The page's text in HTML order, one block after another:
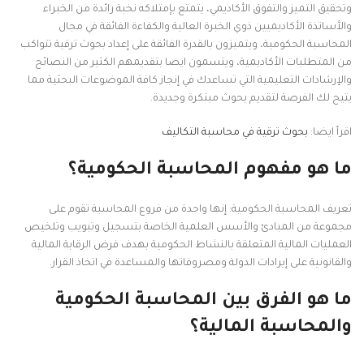
وتحقيق التميز والتفوق الأكاديمي، يتمتع بإمتلاكه نخبة رائدة من الخبراء
والأساتذة الأكاديميين ذوي الخبرة العالية والكفاءة الفائقة في مجال
المحاسبة الحكومية، ويتميزون بالقدرة الفائقة على إعداد بحوث ترقية تتواكب
من المتطلبات الأكاديمية، ويتسمون ايضا بتقديمهم الكثير من النصائح
والإرشادات التعليمية التي تساعدك في إنجاز كافة الموضوعات البحثية مما
يتيح لك الفرصة لتقديم بحوث مبتكرة وجديدة.
اقرأ ايضا: بحوث ترقية في محاسبة التكاليف
ما هو مفهوم المحاسبة الحكومية؟
تعريف المحاسبة الحكومية: إنها واحدة من فروع المحاسبة تقوم على
مجموعة من المبادئ والأسس العلمية الخاصة بتسجيل وتبويب وتلخيص
العمليات المالية المتعلقة بالنشاط الحكومية بهدف فرض الرقابة المالية
والقانونية على إيرادات الدولة ومصروفاتها والمساعدة في اتخاذ القرار.
ما هو الفرق بين المحاسبة الحكومية
والمحاسبة المالية؟